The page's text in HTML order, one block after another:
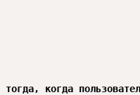
когда